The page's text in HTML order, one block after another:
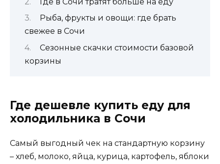
Рыба, фрукты и овощи: где брать
свежее в Сочи
Сезонные скачки стоимости базовой
корзины
Где дешевле купить еду для
холодильника в Сочи
Самый выгодный чек на стандартную корзину
– хлеб, молоко, яйца, курица, картофель, яблоки